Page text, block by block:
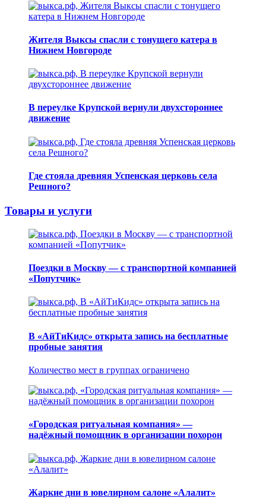
Жителя Выксы спасли с тонущего катера в
Нижнем Новгороде
В переулке Крупской вернули двухстороннее
движение
Где стояла древняя Успенская церковь села
Решного?
Товары и услуги
Поездки в Москву — с транспортной компанией
«Попутчик»
В «АйТиКидс» открыта запись на бесплатные
пробные занятия
Количество мест в группах ограничено
«Городская ритуальная компания» —
надёжный помощник в организации похорон
Жаркие дни в ювелирном салоне «Алалит»